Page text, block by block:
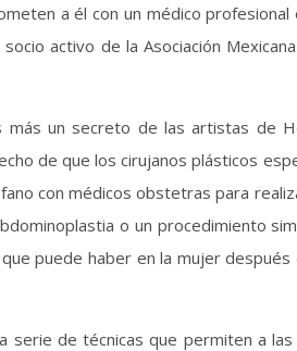
a él con un médico profesional
activo de la Asociación
más un secreto de las artistas de
de que los cirujanos plásticos
con médicos obstetras para
o un procedimiento
puede haber en la mujer
serie de técnicas que permiten a